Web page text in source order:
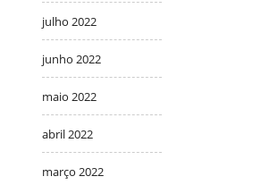
julho 2022
junho 2022
maio 2022
abril 2022
março 2022